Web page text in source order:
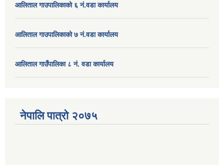
आलिताल गाउपालिकाको ६ नं.वडा कार्यालय
आलिताल गाउपालिकाको ७ नं.वडा कार्यालय
आलिताल गाउँपालिका ८ नं. वडा कार्यालय
नेपालि पात्रो २०७५